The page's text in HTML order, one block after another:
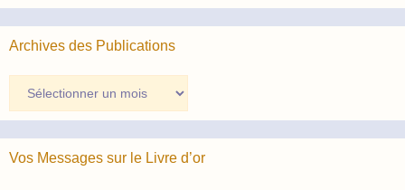
Archives des Publications
des
Publications
Vos Messages sur le Livre d’or